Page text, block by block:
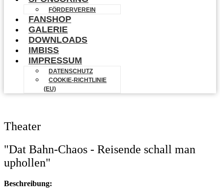
FÖRDERVEREIN
FANSHOP
GALERIE
DOWNLOADS
IMBISS
IMPRESSUM
DATENSCHUTZ
COOKIE-RICHTLINIE
(EU)
Theater
"Dat Bahn-Chaos - Reisende schall man
uphollen"
Beschreibung: